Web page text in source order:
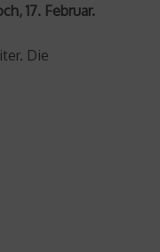
17. Februar.
Die